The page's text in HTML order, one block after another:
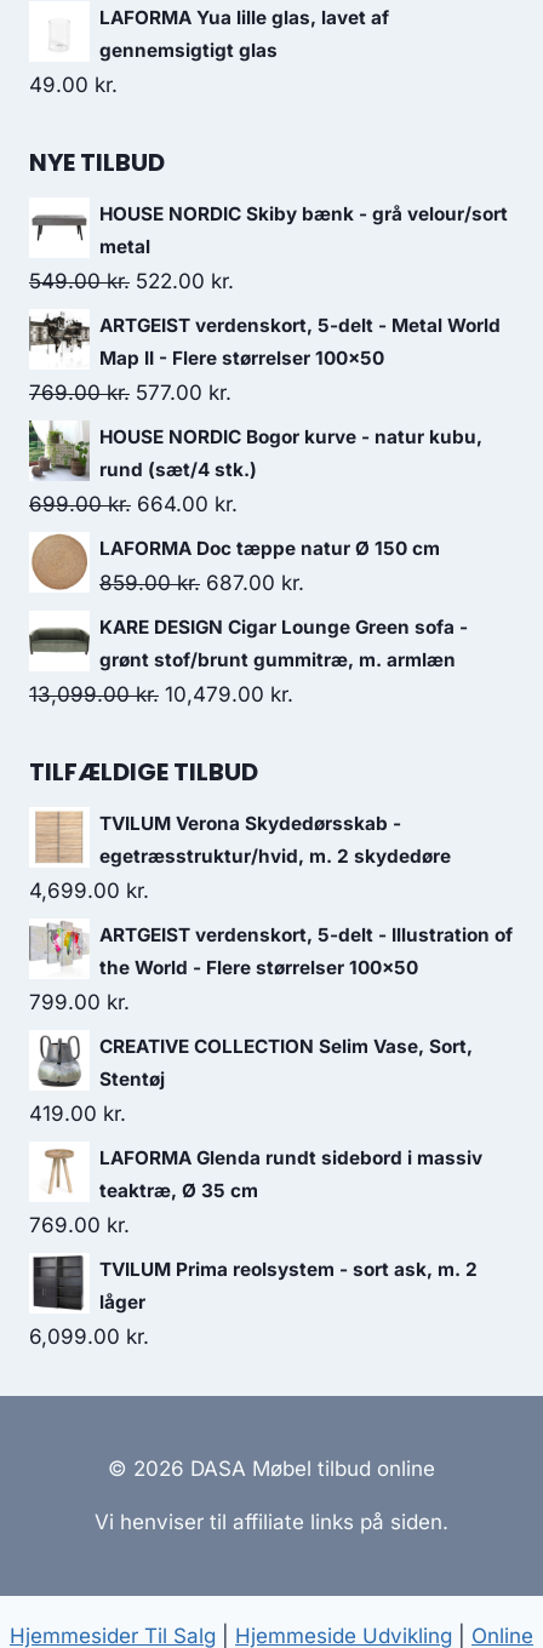
LAFORMA Yua lille glas, lavet af
gennemsigtigt glas
49.00 kr.
NYE TILBUD
HOUSE NORDIC Skiby bænk - grå velour/sort
metal
549.00kr. 522.00 kr.
ARTGEIST verdenskort, 5-delt - Metal World
Map II - Flere størrelser 100x50
769.00kr. 577.00 kr.
HOUSE NORDIC Bogor kurve - natur kubu,
rund (sæt/4 stk.)
699.00kr. 664.00 kr.
LAFORMA Doc tæppe natur Ø 150 cm
859.00kr. 687.00 kr.
KARE DESIGN Cigar Lounge Green sofa -
grønt stof/brunt gummitræ, m. armlæn
13,099.00kr. 10,479.00 kr.
TILFÆLDIGE TILBUD
TVILUM Verona Skydedørsskab -
egetræsstruktur/hvid, m. 2 skydedøre
4,699.00 kr.
ARTGEIST verdenskort, 5-delt - Illustration of
the World - Flere størrelser 100x50
799.00 kr.
CREATIVE COLLECTION Selim Vase, Sort,
Stentøj
419.00 kr.
LAFORMA Glenda rundt sidebord i massiv
teaktræ, Ø 35 cm
769.00 kr.
TVILUM Prima reolsystem - sort ask, m. 2
låger
6,099.00 kr.
© 2026 DASA Møbel tilbud online
Vi henviser til affiliate links på siden.
Hjemmesider Til Salg Hjemmeside Udvikling Online